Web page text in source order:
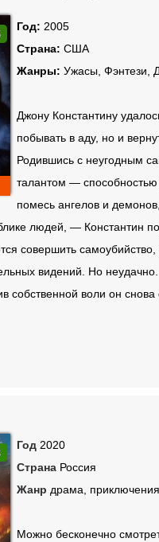
Год: 2005
Страна: США
Жанры: Ужасы, Фэнтези,
Джону Константину
побывать в аду, но и
Родившись с неугодным
талантом — способностью
помесь ангелов и
людей, — Константин
совершить
видений. Но неудачно.
собственной воли он снова
Год 2020
Страна Россия
Жанр драма, приключения
Можно бесконечно